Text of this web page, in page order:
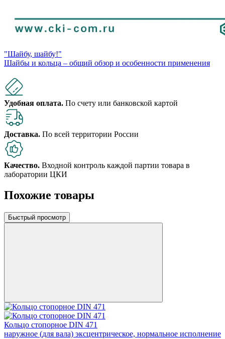
"Шайбу, шайбу!"
Шайбы и кольца – общий обзор и особенности применения
Удобная оплата. По счету или банковской картой
Доставка. По всей территории России
Качество. Входной контроль каждой партии товара в
лаборатории ЦКИ
Похожие товары
Быстрый просмотр
Кольцо стопорное DIN 471
наружное (для вала) эксцентрическое, нормальное исполнение